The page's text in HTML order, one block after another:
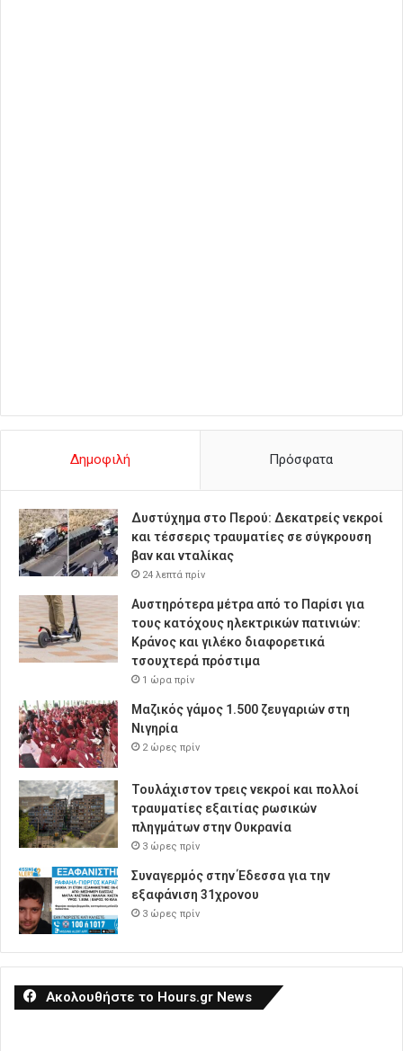
Δημοφιλή Πρόσφατα
Δυστύχημα στο Περού: Δεκατρείς νεκροί
και τέσσερις τραυματίες σε σύγκρουση
βαν και νταλίκας
24 λεπτά πρίν
Αυστηρότερα μέτρα από το Παρίσι για
τους κατόχους ηλεκτρικών πατινιών:
Κράνος και γιλέκο διαφορετικά
τσουχτερά πρόστιμα
1 ώρα πρίν
Μαζικός γάμος 1.500 ζευγαριών στη
Νιγηρία
2 ώρες πρίν
Τουλάχιστον τρεις νεκροί και πολλοί
τραυματίες εξαιτίας ρωσικών
πληγμάτων στην Ουκρανία
3 ώρες πρίν
Συναγερμός στην Έδεσσα για την
εξαφάνιση 31χρονου
3 ώρες πρίν
Ακολουθήστε το Hours.gr News